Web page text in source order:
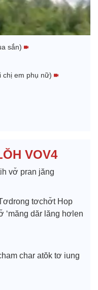
sắn)
chị em phụ nữ)
VOV4
vơ̆ pran jăng
tơchơ̆t Hop
‘măng dăr lăng hơlen
char atŏk tơ iung